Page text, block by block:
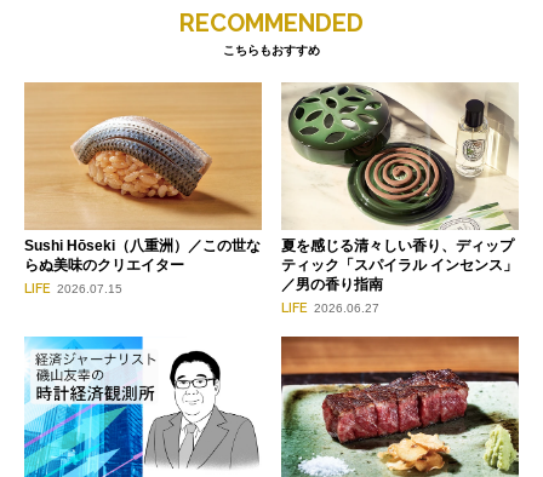
RECOMMENDED
こちらもおすすめ
Sushi Hōseki（八重洲）／この世な
らぬ美味のクリエイター
LIFE 2026.07.15
夏を感じる清々しい香り、ディップ
ティック「スパイラル インセンス」
／男の香り指南
LIFE 2026.06.27